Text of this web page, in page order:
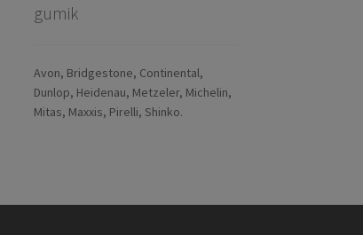
gumik
Avon, Bridgestone, Continental,
Dunlop, Heidenau, Metzeler, Michelin,
Mitas, Maxxis, Pirelli, Shinko.